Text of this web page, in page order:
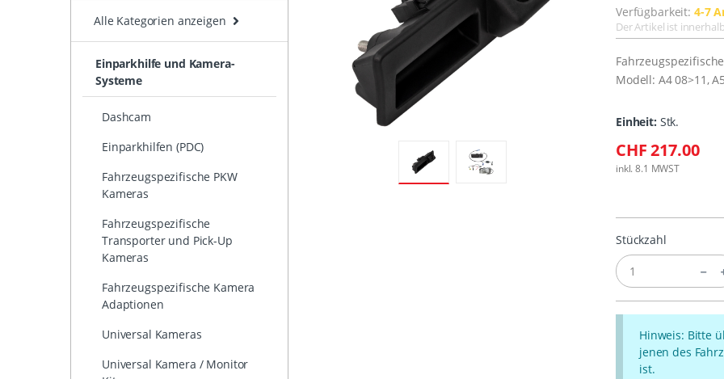
Alle Kategorien anzeigen
Einparkhilfe und Kamera-
Systeme
Dashcam
Einparkhilfen (PDC)
Fahrzeugspezifische PKW
Kameras
Fahrzeugspezifische
Transporter und Pick-Up
Kameras
Fahrzeugspezifische Kamera
Adaptionen
Universal Kameras
Universal Kamera / Monitor
Verfügbarkeit: 4-7
Der Artikel ist
Modell: A4 08>11,
Einheit: Stk.
CHF 217.00
inkl. 8.1 MWST
Stückzahl
Hinweis: Bitte
jenen des
ist.